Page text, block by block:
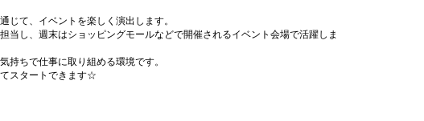
じて、イベントを楽しく演出します。
当し、週末はショッピングモールなどで開催されるイベント会場で活躍しま
持ちで仕事に取り組める環境です。
スタートできます☆